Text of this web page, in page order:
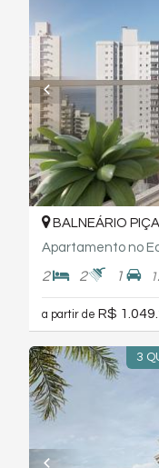
BALNEÁRIO
2 2 1
a partir de R$
3